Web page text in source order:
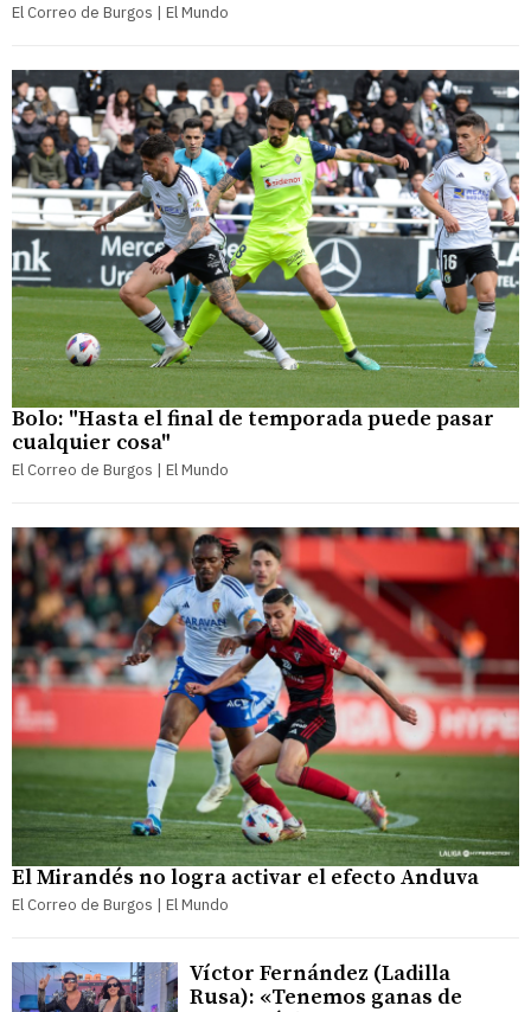
El Correo de Burgos | El Mundo
Bolo: "Hasta el final de temporada puede pasar
cualquier cosa"
El Correo de Burgos | El Mundo
El Mirandés no logra activar el efecto Anduva
El Correo de Burgos | El Mundo
Víctor Fernández (Ladilla
Rusa): «Tenemos ganas de